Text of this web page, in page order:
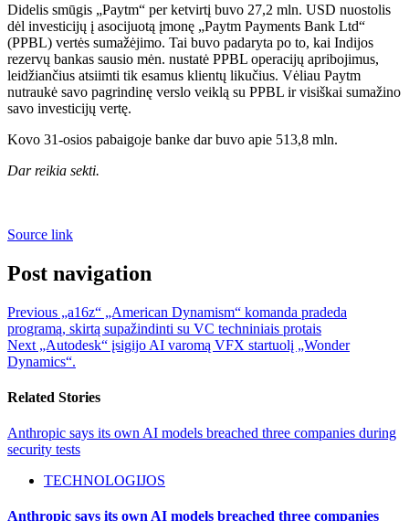
Didelis smūgis „Paytm“ per ketvirtį buvo 27,2 mln. USD nuostolis
dėl investicijų į asocijuotą įmonę „Paytm Payments Bank Ltd“
(PPBL) vertės sumažėjimo. Tai buvo padaryta po to, kai Indijos
rezervų bankas sausio mėn. nustatė PPBL operacijų apribojimus,
leidžiančius atsiimti tik esamus klientų likučius. Vėliau Paytm
nutraukė savo pagrindinę verslo veiklą su PPBL ir visiškai sumažino
savo investicijų vertę.
Kovo 31-osios pabaigoje banke dar buvo apie 513,8 mln.
Dar reikia sekti.
Source link
Post navigation
Previous „a16z“ „American Dynamism“ komanda pradeda
programą, skirtą supažindinti su VC techniniais protais
Next „Autodesk“ įsigijo AI varomą VFX startuolį „Wonder
Dynamics“.
Related Stories
Anthropic says its own AI models breached three companies during
security tests
TECHNOLOGIJOS
Anthropic says its own AI models breached three companies